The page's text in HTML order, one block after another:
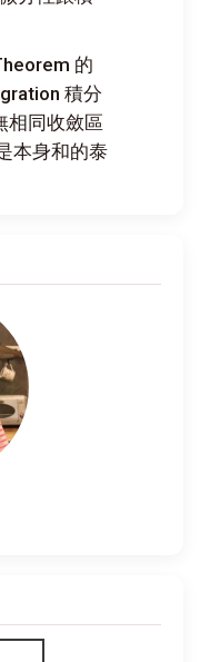
的
積分
相同收斂區
本身和的泰